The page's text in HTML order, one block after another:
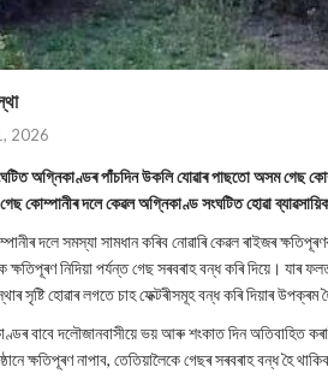
2026
অগ্নিকাণ্ডৰ পাঁচদিন উকলি যোৱাৰ পাছতো অসম গেছ
দলে কেৱল অগ্নিকাণ্ড সংঘটিত হোৱা ব্যাৱসায়িক
দলে সমস্যা সামধান কৰিব নোৱাৰি কেৱল ৰাইজৰ
নিদিয়া পর্যন্ত গেছ সৰবৰাহ বন্ধ কৰি দিয়ে। যাৰ ফলত
সৃষ্টি হোৱাৰ লগতে চাহ ফেক্টৰীসমূহ বন্ধ কৰি দিয়াৰ উপক্ৰম
বাবে দলৌজানবাসীয়ে ভয় আৰু শংকাত দিন অতিবাহিত
ক্ষতিপূৰণ নাপাব, তেতিয়ালৈকে গেছৰ সৰবৰাহ বন্ধ হৈ